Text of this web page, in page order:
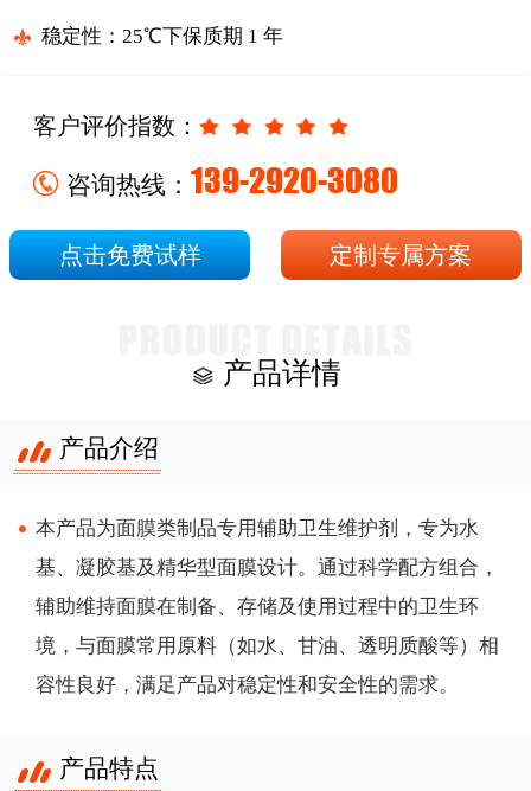
稳定性：25℃下保质期 1 年
客户评价指数：
咨询热线： 139-2920-3080
点击免费试样 定制专属方案
产品详情
产品介绍
本产品为面膜类制品专用辅助卫生维护剂，专为水
基、凝胶基及精华型面膜设计。通过科学配方组合，
辅助维持面膜在制备、存储及使用过程中的卫生环
境，与面膜常用原料（如水、甘油、透明质酸等）相
容性良好，满足产品对稳定性和安全性的需求。
产品特点